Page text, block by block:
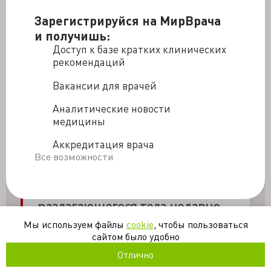
Зарегистрируйся на МирВрача
и получишь:
Доступ к базе кратких клинических
рекомендаций
Вакансии для врачей
Аналитические новости
медицины
Аккредитация врача
Все возможности
Мы используем файлы cookie , чтобы пользоваться
сайтом было удобно
Отлично